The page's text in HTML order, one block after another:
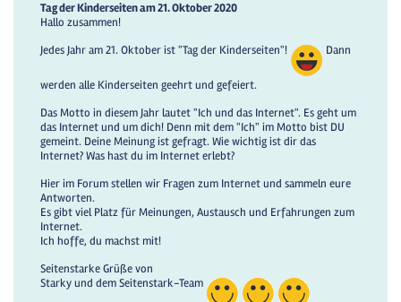
Tag der Kinderseiten am 21. Oktober 2020
Hallo zusammen!
Jedes Jahr am 21. Oktober ist "Tag der Kinderseiten"!
Dann
werden alle Kinderseiten geehrt und gefeiert.
Das Motto in diesem Jahr lautet "Ich und das Internet". Es geht um
das Internet und um dich! Denn mit dem "Ich" im Motto bist DU
gemeint. Deine Meinung ist gefragt. Wie wichtig ist dir das
Internet? Was hast du im Internet erlebt?
Hier im Forum stellen wir Fragen zum Internet und sammeln eure
Antworten.
Es gibt viel Platz für Meinungen, Austausch und Erfahrungen zum
Internet.
Ich hoffe, du machst mit!
Seitenstarke Grüße von
Starky und dem Seitenstark-Team